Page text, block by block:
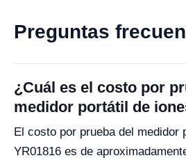
Preguntas
¿Cuál es el costo por
medidor portátil de
El costo por prueba del medidor
YR01816 es de